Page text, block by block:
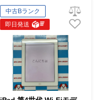
中古Bランク
即日発送